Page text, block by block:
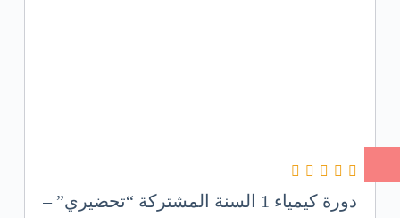
دورة كيمياء 1 السنة المشتركة “تحضيري” –